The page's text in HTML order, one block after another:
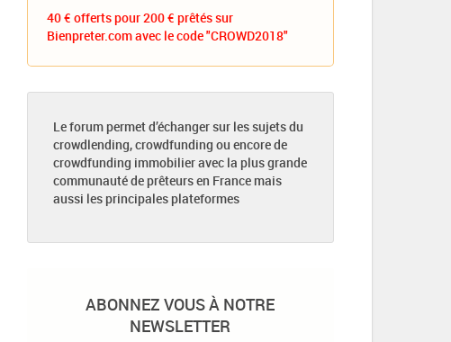
40 € offerts pour 200 € prêtés sur
Bienpreter.com avec le code "CROWD2018"
Le forum permet d’échanger sur les sujets du
crowdlending, crowdfunding ou encore de
crowdfunding immobilier avec la plus grande
communauté de prêteurs en France mais
aussi les principales plateformes
ABONNEZ VOUS À NOTRE
NEWSLETTER